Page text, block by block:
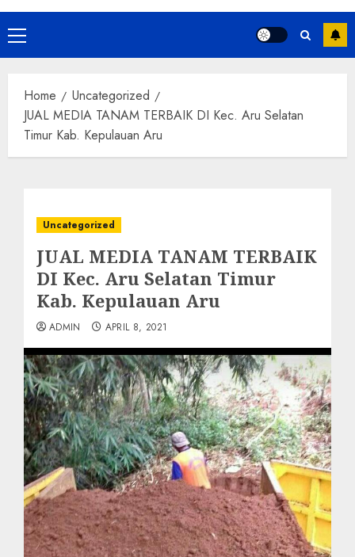
Primary
Menu
Home
Uncategorized
JUAL MEDIA TANAM TERBAIK DI Kec. Aru Selatan
Timur Kab. Kepulauan Aru
Uncategorized
JUAL MEDIA TANAM TERBAIK
DI Kec. Aru Selatan Timur
Kab. Kepulauan Aru
ADMIN APRIL 8, 2021